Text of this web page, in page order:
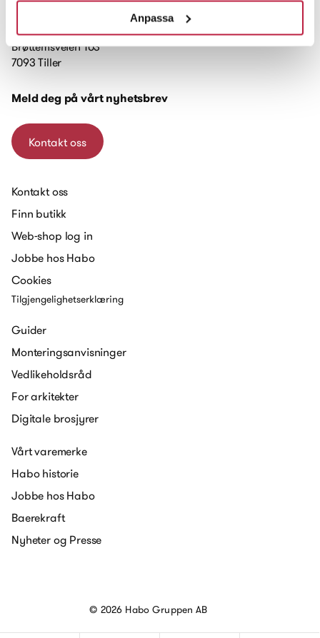
Anpassa
Brøttemsveien 103
7093 Tiller
Meld deg på vårt nyhetsbrev
Kontakt oss
Kontakt oss
Finn butikk
Web-shop log in
Jobbe hos Habo
Cookies
Tilgjengelighetserklæring
Guider
Monteringsanvisninger
Vedlikeholdsråd
For arkitekter
Digitale brosjyrer
Vårt varemerke
Habo historie
Jobbe hos Habo
Baerekraft
Nyheter og Presse
© 2026 Habo Gruppen AB